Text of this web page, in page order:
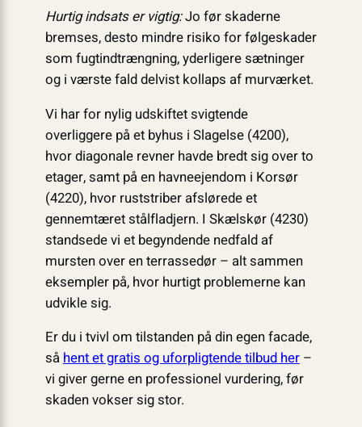
Hurtig indsats er vigtig:Jo før skaderne
bremses, desto mindre risiko for følgeskader
som fugtindtrængning, yderligere sætninger
og i værste fald delvist kollaps af murværket.
Vi har for nylig udskiftet svigtende
overliggere på et byhus i Slagelse (4200),
hvor diagonale revner havde bredt sig over to
etager, samt på en havneejendom i Korsør
(4220), hvor ruststriber afslørede et
gennemtæret stålfladjern. I Skælskør (4230)
standsede vi et begyndende nedfald af
mursten over en terrassedør – alt sammen
eksempler på, hvor hurtigt problemerne kan
udvikle sig.
Er du i tvivl om tilstanden på din egen facade,
såhent et gratis og uforpligtende tilbud her–
vi giver gerne en professionel vurdering, før
skaden vokser sig stor.